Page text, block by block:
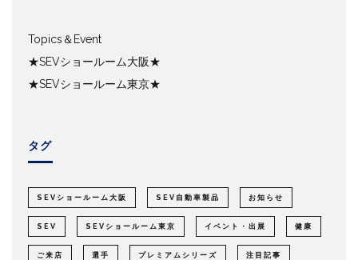
Topics＆Event
★SEVショールーム大阪★
★SEVショールーム東京★
タグ
SEVショールーム大阪 SEV自動車製品 お知らせ
SEV SEVショールーム東京 イベント・出展 健康
ご来店 選手 プレミアムシリーズ 注目記事